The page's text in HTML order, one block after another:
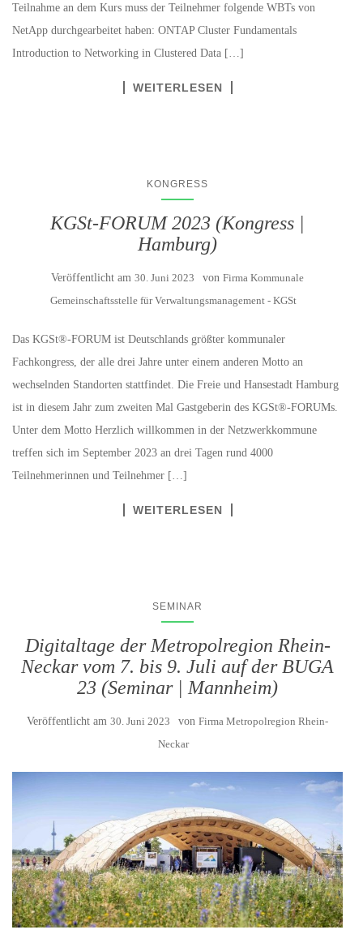
Teilnahme an dem Kurs muss der Teilnehmer folgende WBTs von
NetApp durchgearbeitet haben: ONTAP Cluster Fundamentals
Introduction to Networking in Clustered Data […]
WEITERLESEN
KONGRESS
KGSt-FORUM 2023 (Kongress |
Hamburg)
Veröffentlicht am 30. Juni 2023 von Firma Kommunale
Gemeinschaftsstelle für Verwaltungsmanagement - KGSt
Das KGSt®-FORUM ist Deutschlands größter kommunaler
Fachkongress, der alle drei Jahre unter einem anderen Motto an
wechselnden Standorten stattfindet. Die Freie und Hansestadt Hamburg
ist in diesem Jahr zum zweiten Mal Gastgeberin des KGSt®-FORUMs.
Unter dem Motto Herzlich willkommen in der Netzwerkkommune
treffen sich im September 2023 an drei Tagen rund 4000
Teilnehmerinnen und Teilnehmer […]
WEITERLESEN
SEMINAR
Digitaltage der Metropolregion Rhein-
Neckar vom 7. bis 9. Juli auf der BUGA
23 (Seminar | Mannheim)
Veröffentlicht am 30. Juni 2023 von Firma Metropolregion Rhein-
Neckar